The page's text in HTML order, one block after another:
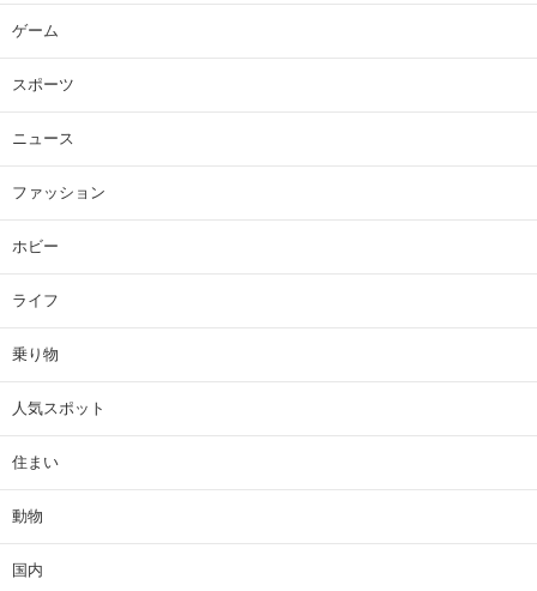
ゲーム
スポーツ
ニュース
ファッション
ホビー
ライフ
乗り物
人気スポット
住まい
動物
国内